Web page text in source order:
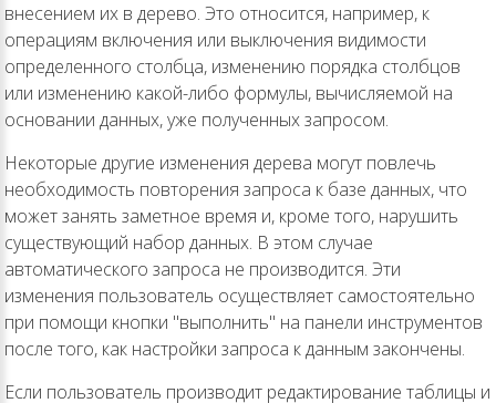
внесением их в дерево. Это относится, например, к
операциям включения или выключения видимости
определенного столбца, изменению порядка столбцов
или изменению какой-либо формулы, вычисляемой на
основании данных, уже полученных запросом.
Некоторые другие изменения дерева могут повлечь
необходимость повторения запроса к базе данных, что
может занять заметное время и, кроме того, нарушить
существующий набор данных. В этом случае
автоматического запроса не производится. Эти
изменения пользователь осуществляет самостоятельно
при помощи кнопки "выполнить" на панели инструментов
после того, как настройки запроса к данным закончены.
Если пользователь производит редактирование таблицы и